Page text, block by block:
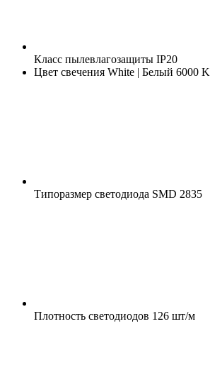
Класс пылевлагозащиты IP20
Цвет свечения White | Белый 6000 K
Типоразмер светодиода SMD 2835
Плотность светодиодов 126 шт/м